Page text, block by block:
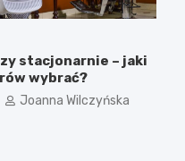
stacjonarnie – jaki
wybrać?
Joanna Wilczyńska